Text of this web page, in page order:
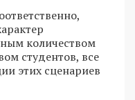
количеством
студентов, все
этих сценариев